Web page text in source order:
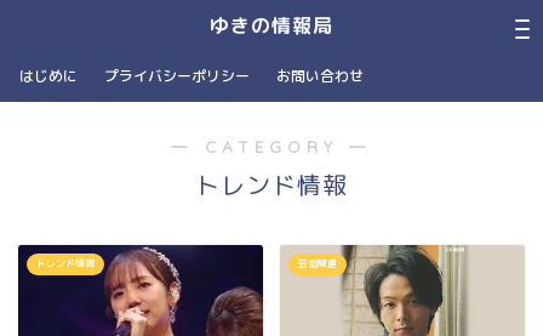
ゆきの情報局
はじめに プライバシーポリシー お問い合わせ
― CATEGORY ―
トレンド情報
トレンド情報 芸能関連